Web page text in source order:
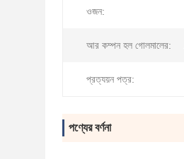
ওজন:
আর কম্পন হল গোলমালের:
প্রত্যয়ন পত্র:
পণ্যের বর্ণনা